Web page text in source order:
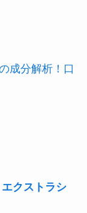
成分解析！口
クストラシ